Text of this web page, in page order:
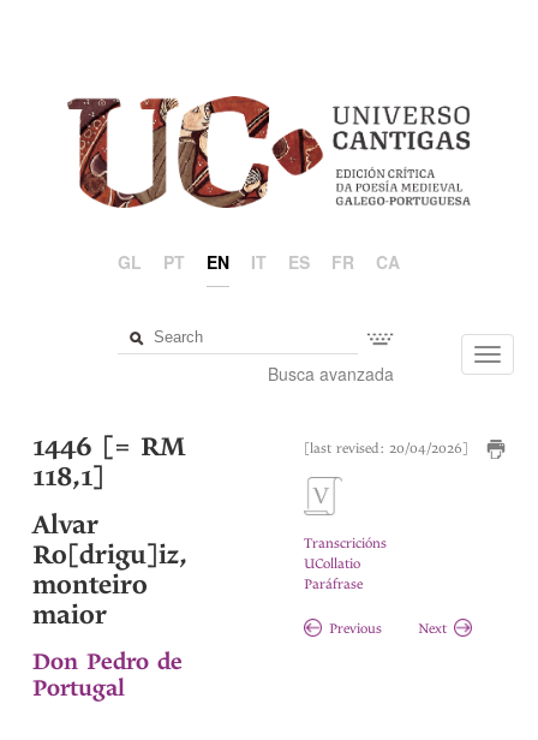
GL PT EN IT ES FR CA
Busca avanzada
[last revised: 20/04/2026]
Transcricións
UCollatio
Paráfrase
Previous Next
1446 [= RM
118,1]
Alvar
Ro[drigu]iz,
monteiro
maior
Don Pedro de
Portugal